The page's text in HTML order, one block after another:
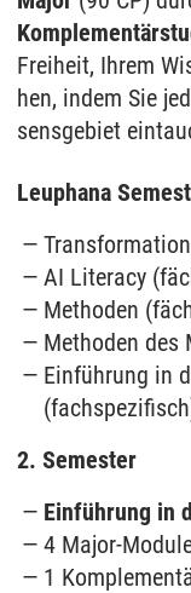
Freiheit, Ih­rem
hen, in­dem Sie
sens­ge­biet
Leuphana
AI Literacy
Methoden
Methoden des
Einführung in
2. Semester
Einführung in
4 Major-
1